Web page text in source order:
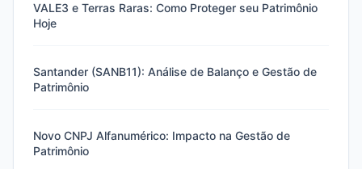
VALE3 e Terras Raras: Como Proteger seu Patrimônio
Hoje
Santander (SANB11): Análise de Balanço e Gestão de
Patrimônio
Novo CNPJ Alfanumérico: Impacto na Gestão de
Patrimônio